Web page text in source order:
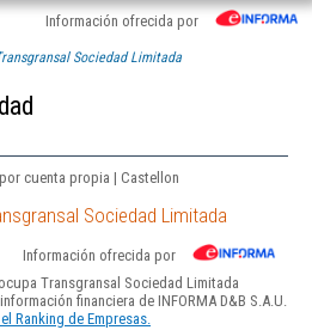
Información ofrecida por
Sociedad Limitada
cuenta propia | Castellon
Sociedad Limitada
Información ofrecida por
Transgransal Sociedad Limitada
financiera de INFORMA D&B S.A.U.
Ranking de Empresas.